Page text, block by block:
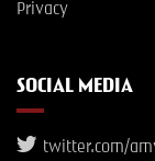
Privacy
SOCIAL MEDIA
twitter.com/